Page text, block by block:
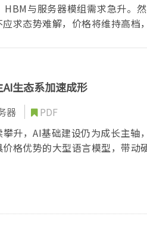
与服务器模组需求急升。
求态势难解，价格将维持高档
生态系加速成形
器
PDF
升，AI基础建设仍为成长主
格优势的大型语言模型，带动